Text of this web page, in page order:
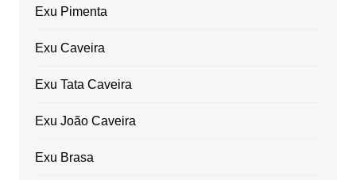
Exu Pimenta
Exu Caveira
Exu Tata Caveira
Exu João Caveira
Exu Brasa